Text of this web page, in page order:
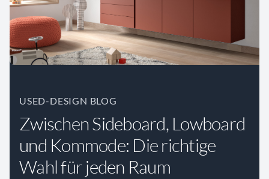
USED-DESIGN BLOG
Zwischen Sideboard, Lowboard
und Kommode: Die richtige
Wahl für jeden Raum